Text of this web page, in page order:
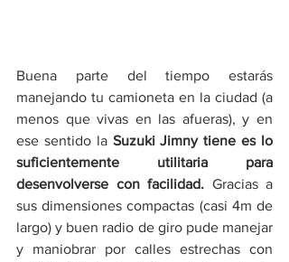
Buena parte del tiempo estarás
manejando tu camioneta en la ciudad (a
menos que vivas en las afueras), y en
ese sentido la Suzuki Jimny tiene es lo
suficientemente utilitaria para
desenvolverse con facilidad. Gracias a
sus dimensiones compactas (casi 4m de
largo) y buen radio de giro pude manejar
y maniobrar por calles estrechas con